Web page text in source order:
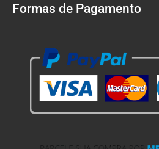
Formas de Pagamento